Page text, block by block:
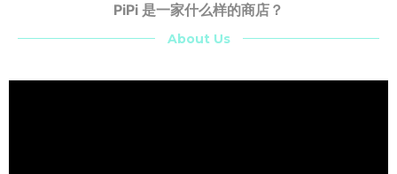
PiPi 是一家什么样的商店？
About Us